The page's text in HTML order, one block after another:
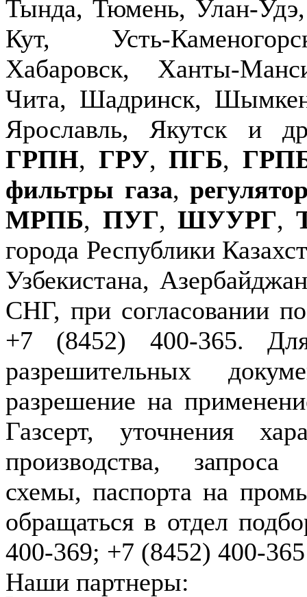
Тында, Тюмень, Улан-
Кут, Усть-
Хабаровск, Ханты-
Чита, Шадринск,
Ярославль, Якутск и
ГРПН, ГРУ,ПГБ,
фильтры газа,
МРПБ, ПУГ,ШУУРГ,
города Республики
Узбекистана,
СНГ, при согласовании
+7 (8452) 400-365.
разрешительных
разрешение на
Газсерт, уточнения
производства,
схемы, паспорта на
обращаться в отдел
400-369; +7 (8452) 400-365
Наши партнеры: